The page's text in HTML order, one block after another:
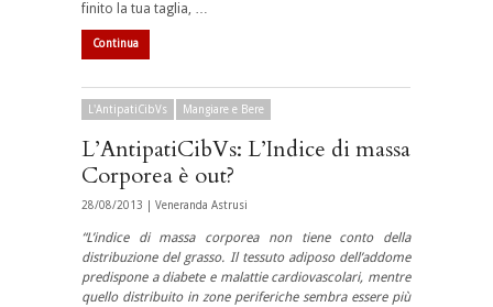
finito la tua taglia, …
Continua
L'AntipatiCibVs Mangiare e Bere
L’AntipatiCibVs: L’Indice di massa
Corporea è out?
28/08/2013 | Veneranda Astrusi
“L’indice di massa corporea non tiene conto della
distribuzione del grasso. Il tessuto adiposo dell’addome
predispone a diabete e malattie cardiovascolari, mentre
quello distribuito in zone periferiche sembra essere più